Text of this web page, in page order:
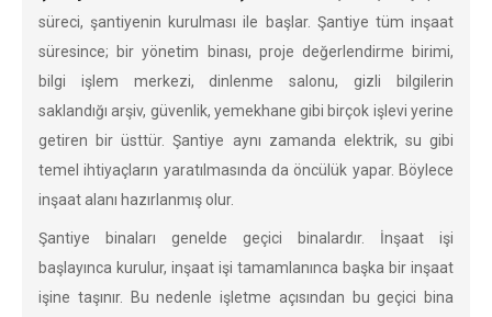
süreci, şantiyenin kurulması ile başlar. Şantiye tüm inşaat
süresince; bir yönetim binası, proje değerlendirme birimi,
bilgi işlem merkezi, dinlenme salonu, gizli bilgilerin
saklandığı arşiv, güvenlik, yemekhane gibi birçok işlevi yerine
getiren bir üsttür. Şantiye aynı zamanda elektrik, su gibi
temel ihtiyaçların yaratılmasında da öncülük yapar. Böylece
inşaat alanı hazırlanmış olur.
Şantiye binaları genelde geçici binalardır. İnşaat işi
başlayınca kurulur, inşaat işi tamamlanınca başka bir inşaat
işine taşınır. Bu nedenle işletme açısından bu geçici bina